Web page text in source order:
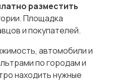
разместить
Площадка
и покупателей.
автомобили и
по городам и
находить нужные